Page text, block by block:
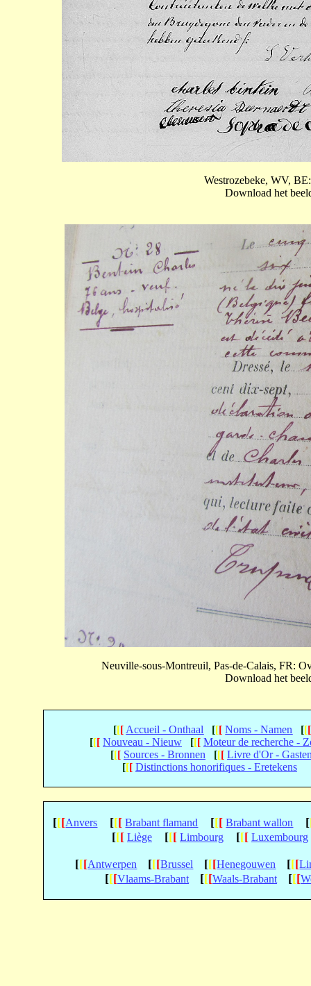
Westrozebeke, WV,
Download het
Neuville-sous-Montreuil, Pas-de-Calais, FR:
Download het
[[[ Accueil - Onthaal [[[ Noms - Namen [[[
[[[ Nouveau - Nieuw [[[ Moteur de recherche -
[[[ Sources - Bronnen [[[ Livre d'Or -
[[[ Distinctions honorifiques - Eretekens
[[[Anvers [[[ Brabant flamand [[[ Brabant wallon [
[[[ Liège [[[ Limbourg [[[ Luxembourg
[[[Antwerpen [[[Brussel [[[Henegouwen [[[
[[[Vlaams-Brabant [[[Waals-Brabant [[[